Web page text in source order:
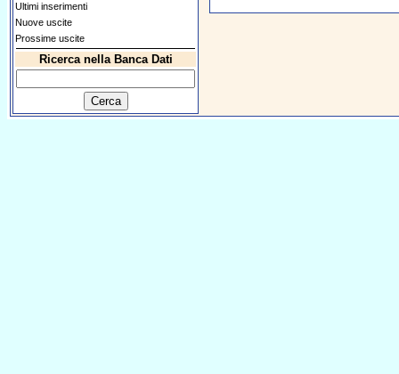
Ultimi inserimenti
Nuove uscite
Prossime uscite
Ricerca nella Banca Dati